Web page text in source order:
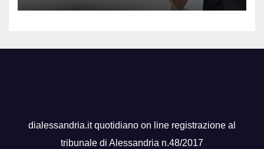
dialessandria.it quotidiano on line registrazione al
tribunale di Alessandria n.48/2017